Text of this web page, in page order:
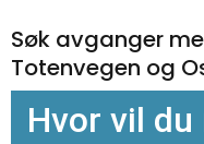
Søk avganger
Totenvegen og
Hvor vil du